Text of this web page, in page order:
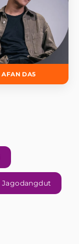
AFAN DA5
Jagodangdut